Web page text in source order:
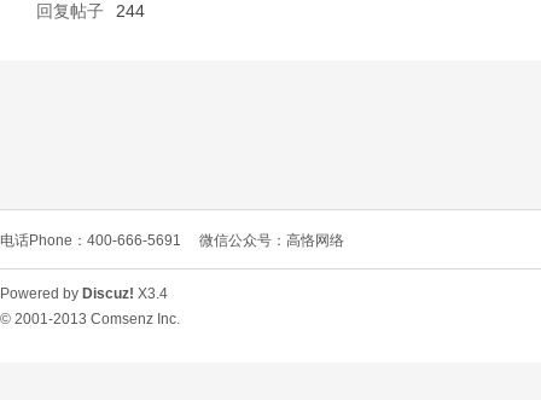
L
回复帖子
244
电话Phone：400-666-5691 微信公众号：高恪网络
Powered by Discuz! X3.4
© 2001-2013 Comsenz Inc.